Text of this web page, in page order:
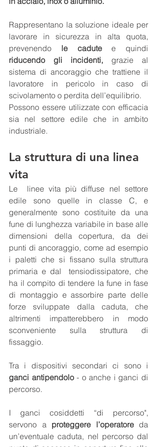
Rappresentano la soluzione ideale per
lavorare in sicurezza in alta quota,
prevenendo le cadute e quindi
riducendo gli incidenti, grazie al
sistema di ancoraggio che trattiene il
lavoratore in pericolo in caso di
scivolamento o perdita dell’equilibrio.
Possono essere utilizzate con efficacia
sia nel settore edile che in ambito
industriale.
La struttura di una linea
vita
Le  linee vita più diffuse nel settore
edile sono quelle in classe C, e
generalmente sono costituite da una
fune di lunghezza variabile in base alle
dimensioni della copertura, da dei
punti di ancoraggio, come ad esempio
i paletti che si fissano sulla struttura
primaria e dal  tensiodissipatore, che
ha il compito di tendere la fune in fase
di montaggio e assorbire parte delle
forze sviluppate dalla caduta, che
altrimenti impatterebbero in modo
sconveniente sulla struttura di
fissaggio.
ganci antipendolo - o anche i ganci di
percorso.
I ganci cosiddetti “di percorso",
servono a proteggere l’operatore da
un’eventuale caduta, nel percorso dal